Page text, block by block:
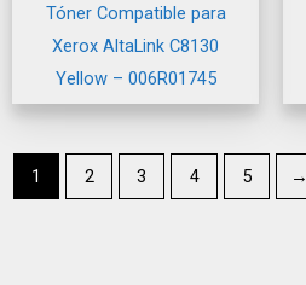
Tóner Compatible para
Xerox AltaLink C8130
Yellow – 006R01745
1 2 3 4 5 →